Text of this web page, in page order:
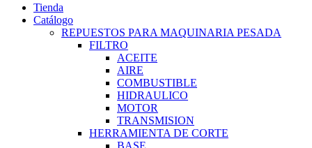
Tienda
Catálogo
REPUESTOS PARA MAQUINARIA PESADA
FILTRO
ACEITE
AIRE
COMBUSTIBLE
HIDRAULICO
MOTOR
TRANSMISION
HERRAMIENTA DE CORTE
BASE